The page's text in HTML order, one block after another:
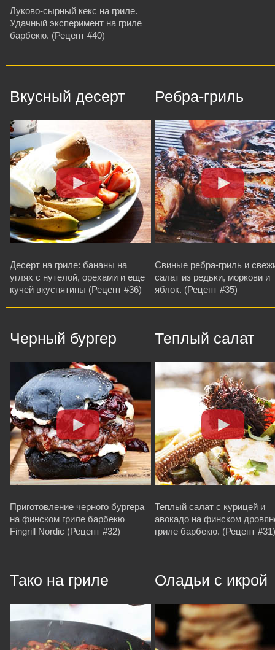
Луково-сырный кекс на гриле.
Удачный эксперимент на гриле
барбекю. (Рецепт #40)
Вкусный десерт
Десерт на гриле: бананы на
углях с нутелой, орехами и еще
кучей вкуснятины (Рецепт #36)
Ребра-гриль
Свиные ребра-гриль и
салат из редьки, моркови и
яблок. (Рецепт #35)
Черный бургер
Приготовление черного бургера
на финском гриле барбекю
Fingrill Nordic (Рецепт #32)
Теплый салат
Теплый салат с курицей и
авокадо на финском
гриле барбекю. (Рецепт #31)
Тако на гриле Оладьи с икрой